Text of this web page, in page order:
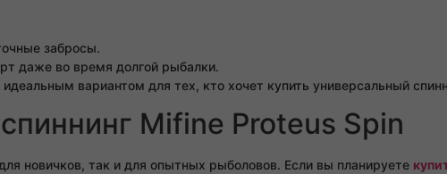
забросы.
даже во время долгой рыбалки.
вариантом для тех, кто хочет купить универсальный
Mifine Proteus Spin
новичков, так и для опытных рыболовов. Если вы планируете